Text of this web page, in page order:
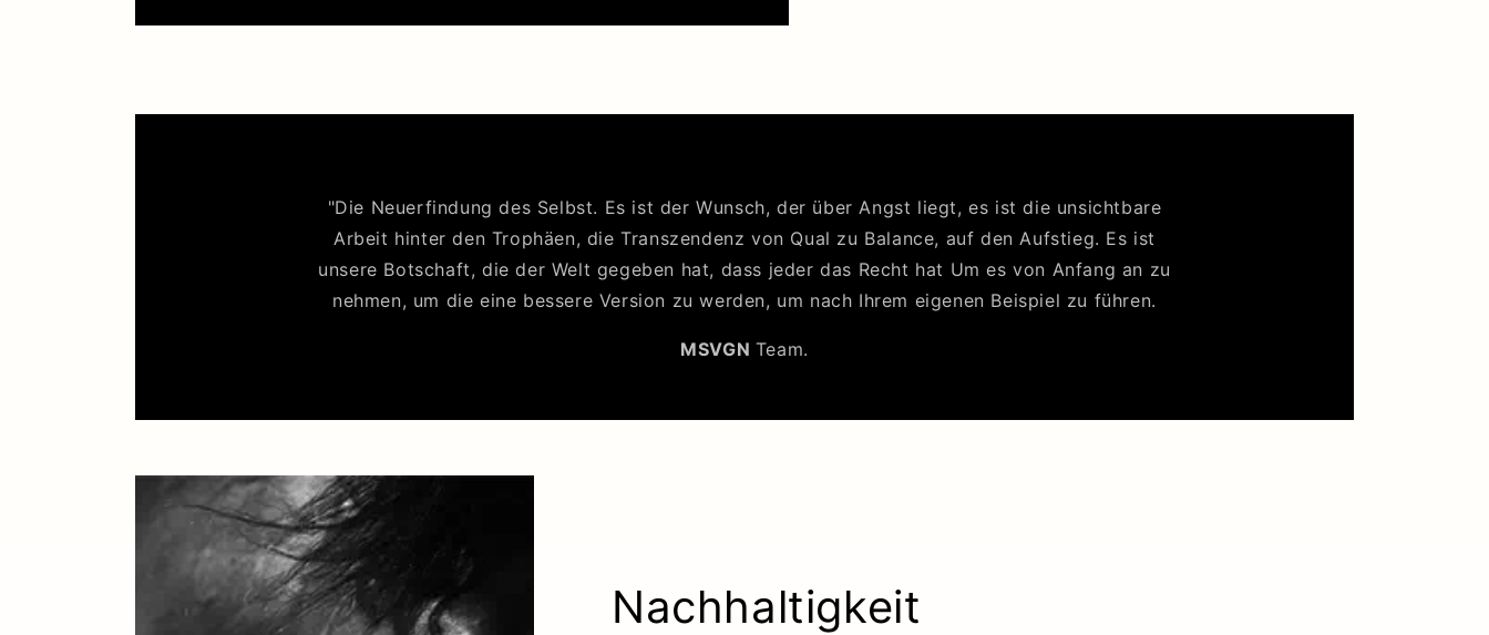
"Die Neuerfindung des Selbst. Es ist der Wunsch, der über Angst liegt, es ist die unsichtbare
Arbeit hinter den Trophäen, die Transzendenz von Qual zu Balance, auf den Aufstieg. Es ist
unsere Botschaft, die der Welt gegeben hat, dass jeder das Recht hat Um es von Anfang an zu
nehmen, um die eine bessere Version zu werden, um nach Ihrem eigenen Beispiel zu führen.
MSVGN Team.
Nachhaltigkeit